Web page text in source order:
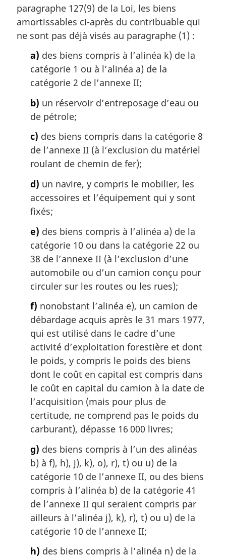
paragraphe 127(9) de la Loi, les biens
amortissables ci-après du contribuable qui
ne sont pas déjà visés au paragraphe (1) :
a) des biens compris à l’alinéa k) de la
catégorie 1 ou à l’alinéa a) de la
catégorie 2 de l’annexe II;
b) un réservoir d’entreposage d’eau ou
de pétrole;
c) des biens compris dans la catégorie 8
de l’annexe II (à l’exclusion du matériel
roulant de chemin de fer);
d) un navire, y compris le mobilier, les
accessoires et l’équipement qui y sont
fixés;
e) des biens compris à l’alinéa a) de la
catégorie 10 ou dans la catégorie 22 ou
38 de l’annexe II (à l’exclusion d’une
automobile ou d’un camion conçu pour
circuler sur les routes ou les rues);
f) nonobstant l’alinéa e), un camion de
débardage acquis après le 31 mars 1977,
qui est utilisé dans le cadre d’une
activité d’exploitation forestière et dont
le poids, y compris le poids des biens
dont le coût en capital est compris dans
le coût en capital du camion à la date de
l’acquisition (mais pour plus de
certitude, ne comprend pas le poids du
carburant), dépasse 16 000 livres;
g) des biens compris à l’un des alinéas
b) à f), h), j), k), o), r), t) ou u) de la
catégorie 10 de l’annexe II, ou des biens
compris à l’alinéa b) de la catégorie 41
de l’annexe II qui seraient compris par
ailleurs à l’alinéa j), k), r), t) ou u) de la
catégorie 10 de l’annexe II;
h) des biens compris à l’alinéa n) de la